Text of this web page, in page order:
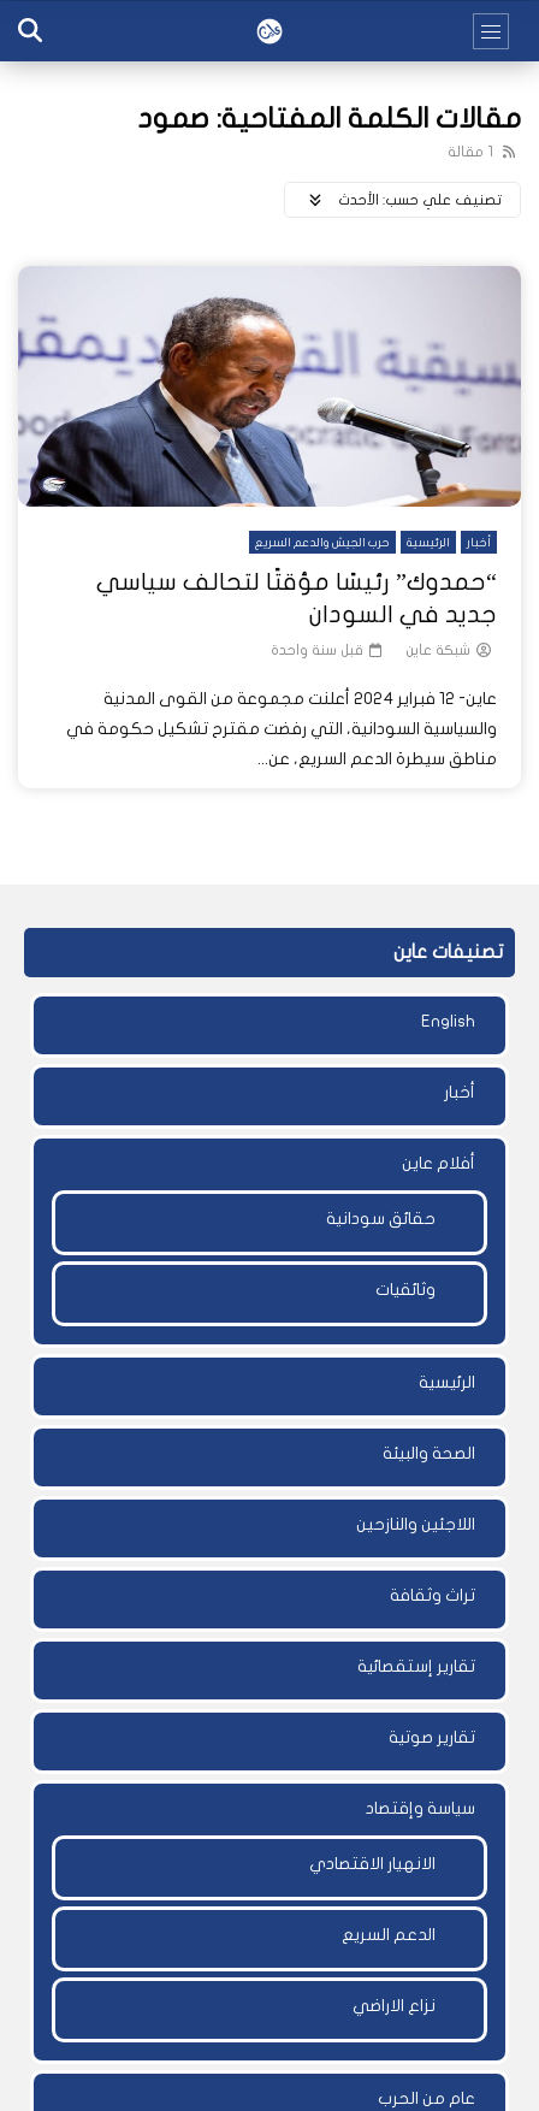
مقالات الكلمة المفتاحية: صمود
1 مقالة
تصنيف علي حسب: اﻷحدث
أخبار الرئيسية حرب الجيش والدعم السريع
“حمدوك” رئيسًا مؤقتًا لتحالف سياسي
جديد في السودان
شبكة عاين قبل سنة واحدة
عاين- 12 فبراير 2024 أعلنت مجموعة من القوى المدنية
والسياسية السودانية، التي رفضت مقترح تشكيل حكومة في
مناطق سيطرة الدعم السريع، عن...
تصنيفات عاين
English
أخبار
أفلام عاين
حقائق سودانية
وثائقيات
الرئيسية
الصحة والبيئة
اللاجئين والنازحين
تراث وثقافة
تقارير إستقصائية
تقارير صوتية
سياسة وإقتصاد
الانهيار الاقتصادي
الدعم السريع
نزاع الاراضي
عام من الحرب